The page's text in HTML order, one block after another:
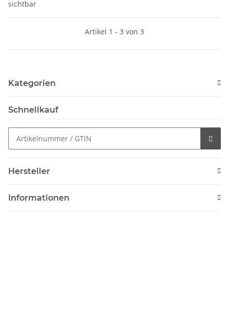
sichtbar
Artikel 1 - 3 von 3
Kategorien
Schnellkauf
Hersteller
Informationen